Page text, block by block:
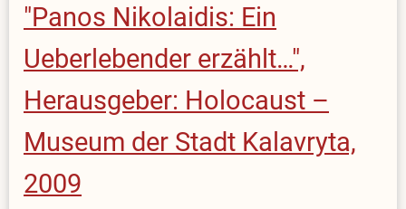
"Panos Nikolaidis: Ein
Ueberlebender erzählt…",
Herausgeber: Holocaust –
Museum der Stadt Kalavryta,
2009